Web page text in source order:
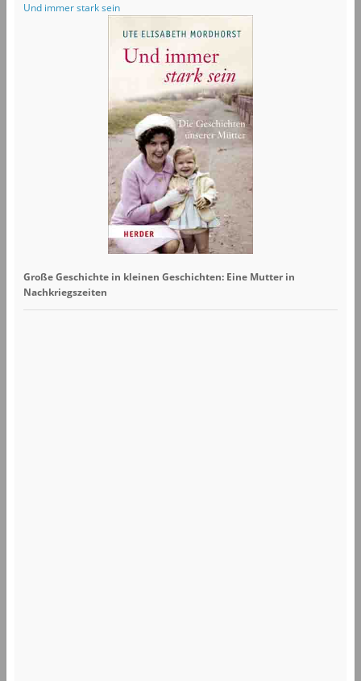
Und immer stark sein
Große Geschichte in kleinen Geschichten: Eine Mutter in
Nachkriegszeiten